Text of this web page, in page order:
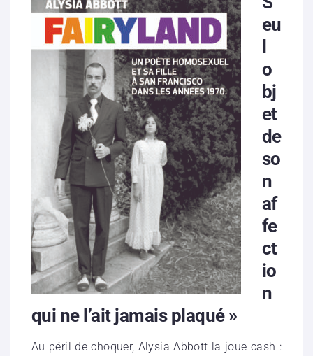
eu
o
bj
et
de
so
n
af
fe
ct
io
n
qui ne l’ait jamais plaqué »
Au péril de choquer, Alysia Abbott la joue cash :